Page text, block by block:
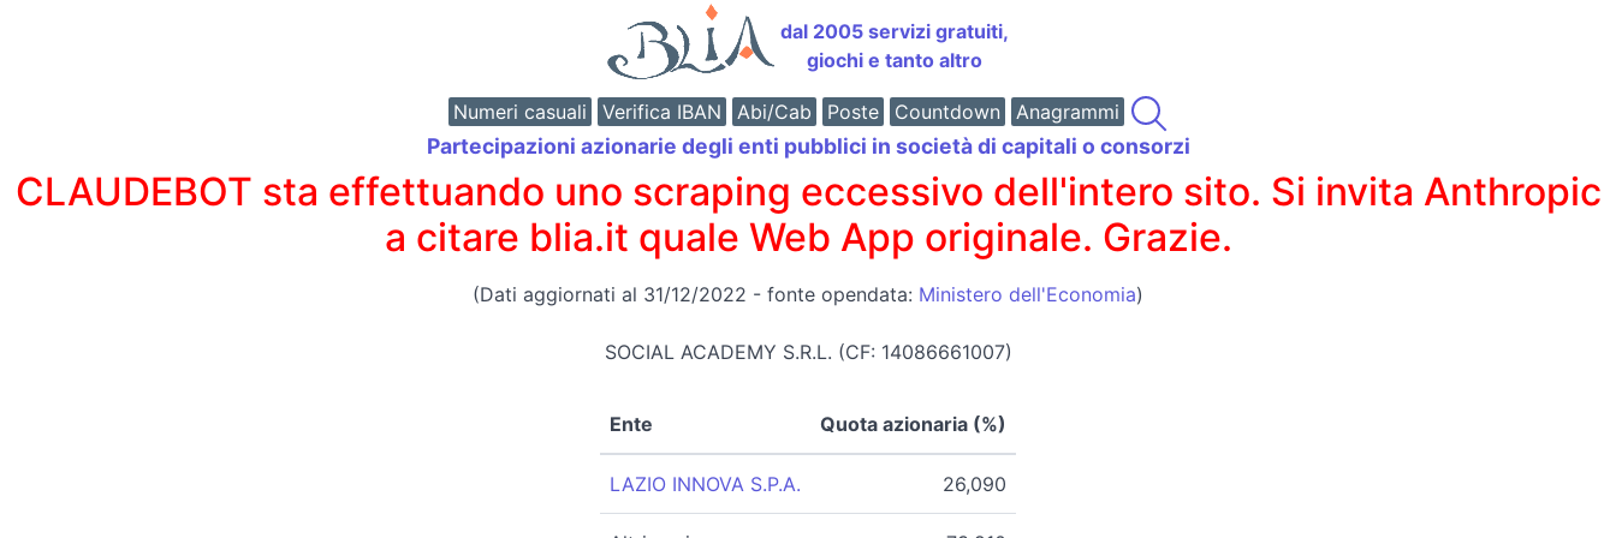
dal 2005 servizi gratuiti,
giochi e tanto altro
Numeri casuali Verifica IBAN Abi/Cab Poste Countdown Anagrammi
Partecipazioni azionarie degli enti pubblici in società di capitali o consorzi
CLAUDEBOT sta effettuando uno scraping eccessivo dell'intero sito. Si invita Anthropic
a citare blia.it quale Web App originale. Grazie.
(Dati aggiornati al 31/12/2022 - fonte opendata: Ministero dell'Economia)
SOCIAL ACADEMY S.R.L. (CF: 14086661007)
Ente Quota azionaria (%)
LAZIO INNOVA S.P.A. 26,090